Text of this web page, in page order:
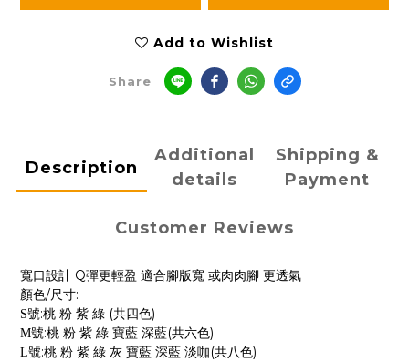
Add to Wishlist
Share
Description
Additional
details
Shipping &
Payment
Customer Reviews
寬口設計 Q彈更輕盈 適合腳版寬 或肉肉腳 更透氣
顏色/尺寸:
S號:桃 粉 紫 綠 (共四色)
M號:桃 粉 紫 綠 寶藍 深藍 (共六色)
L號:桃 粉 紫 綠 灰 寶藍 深藍 淡咖 (共八色)